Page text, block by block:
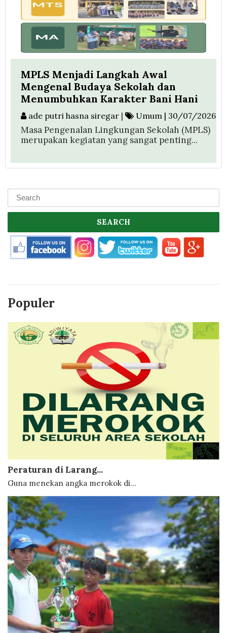
MPLS Menjadi Langkah Awal
Mengenal Budaya Sekolah dan
Menumbuhkan Karakter Bani Hani
ade putri hasna siregar | Umum | 30/07/2026
Masa Pengenalan Lingkungan Sekolah (MPLS)
merupakan kegiatan yang sangat penting...
SEARCH
Populer
Peraturan di Larang...
Guna menekan angka merokok di...